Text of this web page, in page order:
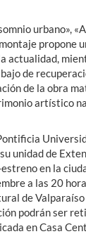
urbano»,
propone
actualidad,
de
de la obra
artístico
unidad de
en la
a las 20
de Valparaíso
podrán ser
en Casa